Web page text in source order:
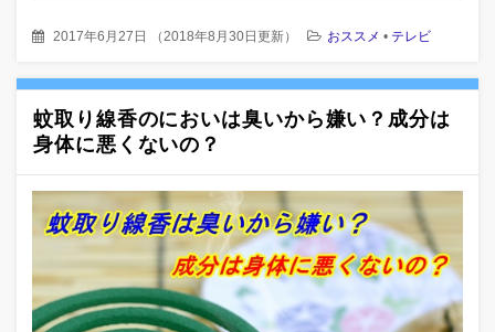
2017年6月27日 （2018年8月30日更新） おススメ • テレビ
蚊取り線香のにおいは臭いから嫌い？成分は
身体に悪くないの？